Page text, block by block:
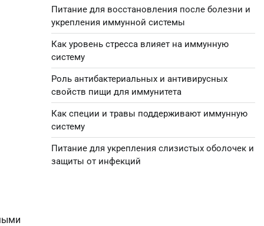
Питание для восстановления после болезни и
укрепления иммунной системы
Как уровень стресса влияет на иммунную
систему
Роль антибактериальных и антивирусных
свойств пищи для иммунитета
Как специи и травы поддерживают иммунную
систему
Питание для укрепления слизистых оболочек и
защиты от инфекций